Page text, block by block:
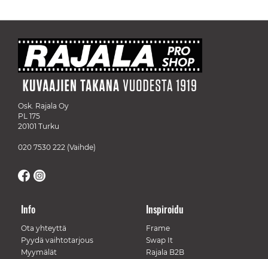
Osk. Rajala Oy
PL 175
20101 Turku
020 7530 222 (Vaihde)
Info
Ota yhteyttä
Pyydä vaihtotarjous
Myymälät
Inspiroidu
Frame
Swap It
Rajala B2B